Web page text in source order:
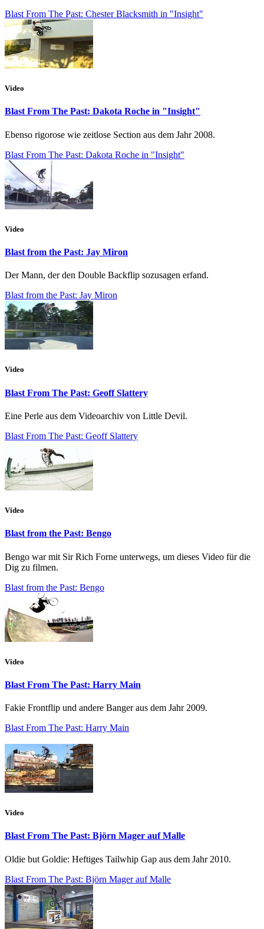
Blast From The Past: Chester Blacksmith in "Insight"
Video
Blast From The Past: Dakota Roche in "Insight"
Ebenso rigorose wie zeitlose Section aus dem Jahr 2008.
Blast From The Past: Dakota Roche in "Insight"
Video
Blast from the Past: Jay Miron
Der Mann, der den Double Backflip sozusagen erfand.
Blast from the Past: Jay Miron
Video
Blast From The Past: Geoff Slattery
Eine Perle aus dem Videoarchiv von Little Devil.
Blast From The Past: Geoff Slattery
Video
Blast from the Past: Bengo
Bengo war mit Sir Rich Forne unterwegs, um dieses Video für die
Dig zu filmen.
Blast from the Past: Bengo
Video
Blast From The Past: Harry Main
Fakie Frontflip und andere Banger aus dem Jahr 2009.
Blast From The Past: Harry Main
Video
Blast From The Past: Björn Mager auf Malle
Oldie but Goldie: Heftiges Tailwhip Gap aus dem Jahr 2010.
Blast From The Past: Björn Mager auf Malle